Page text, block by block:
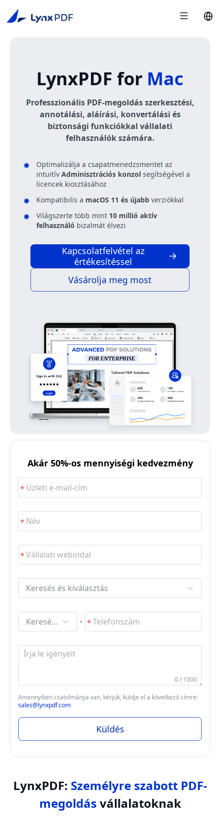
LynxPDF for Mac
Professzionális PDF-megoldás szerkesztési,
annotálási, aláírási, konvertálási és
biztonsági funkciókkal vállalati
felhasználók számára.
Optimalizálja a csapatmenedzsmentet az
intuitív Adminisztrációs konzol segítségével a
licencek kiosztásához
Kompatibilis a macOS 11 és újabb verziókkal
Világszerte több mint 10 millió aktív
felhasználó bizalmát élvezi
Kapcsolatfelvétel az
értékesítéssel
Vásárolja meg most
Akár 50%-os mennyiségi kedvezmény
Keresés és kiválasztás
Keresés és kiválasztás -
0 / 1000
Amennyiben csatolmánya van, kérjük, küldje el a következő címre:
sales@lynxpdf.com
Küldés
LynxPDF: Személyre szabott PDF-
megoldás vállalatoknak